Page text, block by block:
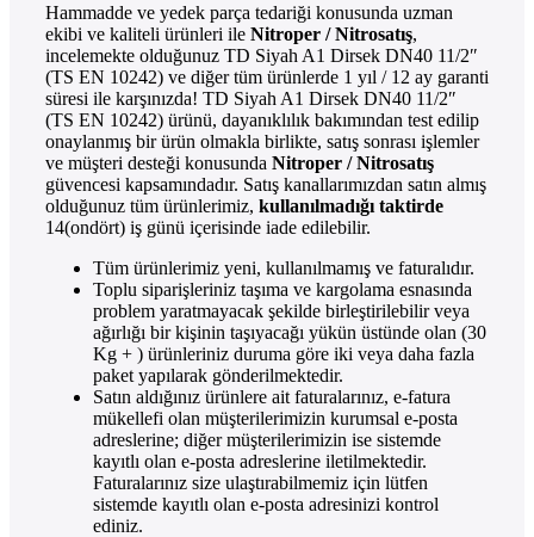
Hammadde ve yedek parça tedariği konusunda uzman
ekibi ve kaliteli ürünleri ile Nitroper / Nitrosatış,
incelemekte olduğunuz TD Siyah A1 Dirsek DN40 11/2″
(TS EN 10242) ve diğer tüm ürünlerde 1 yıl / 12 ay garanti
süresi ile karşınızda! TD Siyah A1 Dirsek DN40 11/2″
(TS EN 10242) ürünü, dayanıklılık bakımından test edilip
onaylanmış bir ürün olmakla birlikte, satış sonrası işlemler
ve müşteri desteği konusunda Nitroper / Nitrosatış
güvencesi kapsamındadır. Satış kanallarımızdan satın almış
olduğunuz tüm ürünlerimiz, kullanılmadığı taktirde
14(ondört) iş günü içerisinde iade edilebilir.
Tüm ürünlerimiz yeni, kullanılmamış ve faturalıdır.
Toplu siparişleriniz taşıma ve kargolama esnasında
problem yaratmayacak şekilde birleştirilebilir veya
ağırlığı bir kişinin taşıyacağı yükün üstünde olan (30
Kg + ) ürünleriniz duruma göre iki veya daha fazla
paket yapılarak gönderilmektedir.
Satın aldığınız ürünlere ait faturalarınız, e-fatura
mükellefi olan müşterilerimizin kurumsal e-posta
adreslerine; diğer müşterilerimizin ise sistemde
kayıtlı olan e-posta adreslerine iletilmektedir.
Faturalarınız size ulaştırabilmemiz için lütfen
sistemde kayıtlı olan e-posta adresinizi kontrol
ediniz.